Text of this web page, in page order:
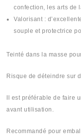
confection, les arts de
Valorisant :
souple et protectrice
Teinté dans la masse
Risque de déteindre sur
Il est préférable de faire
avant utilisation.
Recommandé pour